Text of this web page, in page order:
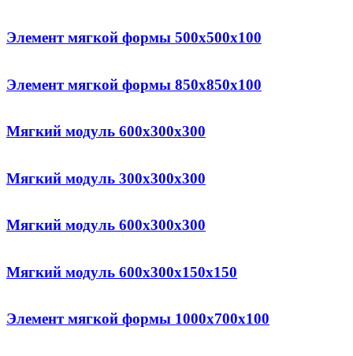
Элемент мягкой формы 500x500x100
Элемент мягкой формы 850x850x100
Мягкий модуль 600x300x300
Мягкий модуль 300x300x300
Мягкий модуль 600x300x300
Мягкий модуль 600x300x150x150
Элемент мягкой формы 1000x700x100